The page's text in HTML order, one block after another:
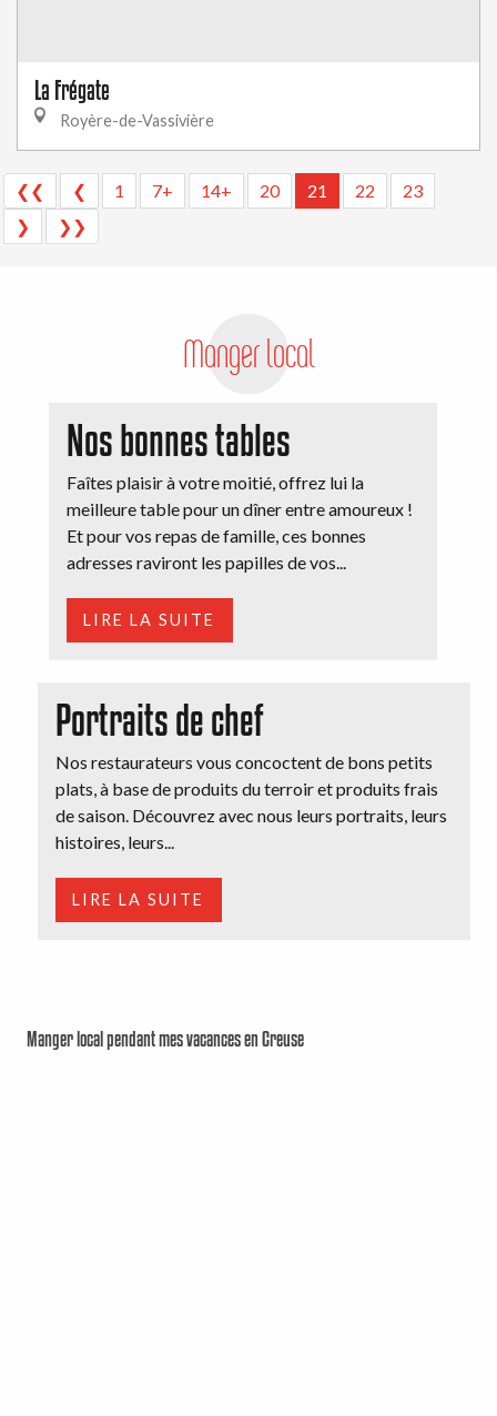
La Frégate
Royère-de-Vassivière
❮❮ ❮ 1 7+ 14+ 20 21 22
23
❯
❯❯
Manger local
Nos bonnes tables
Faîtes plaisir à votre moitié, offrez lui la
meilleure table pour un dîner entre amoureux !
Et pour vos repas de famille, ces bonnes
adresses raviront les papilles de vos...
LIRE LA SUITE
Portraits de chef
Nos restaurateurs vous concoctent de bons petits
plats, à base de produits du terroir et produits frais
de saison. Découvrez avec nous leurs portraits, leurs
histoires, leurs...
LIRE LA SUITE
Manger local pendant mes vacances en Creuse